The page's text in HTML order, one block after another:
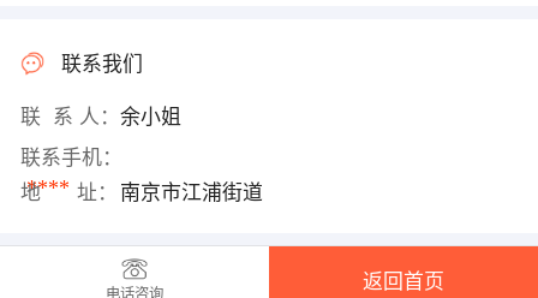
联系我们
联 系 人： 余小姐
联系手机：
****
地 址： 南京市江浦街道
电话咨询
返回首页